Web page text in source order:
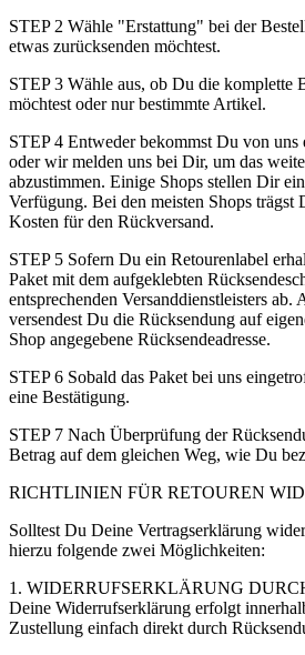
STEP 2 Wähle "Erstattung" bei der
etwas zurücksenden möchtest.
STEP 3 Wähle aus, ob Du die komplette
möchtest oder nur bestimmte Artikel.
STEP 4 Entweder bekommst Du von uns
oder wir melden uns bei Dir, um das
abzustimmen. Einige Shops stellen Dir
Verfügung. Bei den meisten Shops trägst
Kosten für den Rückversand.
STEP 5 Sofern Du ein Retourenlabel
Paket mit dem aufgeklebten
entsprechenden Versanddienstleisters
versendest Du die Rücksendung auf
Shop angegebene Rücksendeadresse.
STEP 6 Sobald das Paket bei uns
eine Bestätigung.
STEP 7 Nach Überprüfung der
Betrag auf dem gleichen Weg, wie Du
RICHTLINIEN FÜR RETOUREN
Solltest Du Deine Vertragserklärung
hierzu folgende zwei Möglichkeiten:
1. WIDERRUFSERKLÄRUNG
Deine Widerrufserklärung erfolgt
Zustellung einfach direkt durch